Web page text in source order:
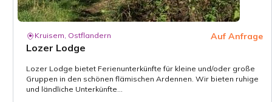
Kruisem, Ostflandern
Lozer Lodge
Auf Anfrage
Lozer Lodge bietet Ferienunterkünfte für kleine und/oder große
Gruppen in den schönen flämischen Ardennen. Wir bieten ruhige
und ländliche Unterkünfte...